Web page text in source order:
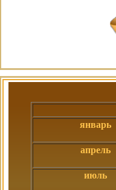
январь
апрель
июль